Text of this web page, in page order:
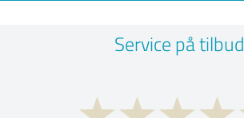
Service på tilbud